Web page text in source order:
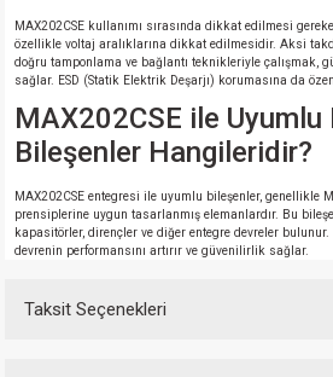
MAX202CSE kullanımı sırasında dikkat edilmesi
özellikle voltaj aralıklarına dikkat edilmesidir. Aksi
doğru tamponlama ve bağlantı teknikleriyle çalışmak,
sağlar. ESD (Statik Elektrik Deşarjı) korumasına da
MAX202CSE ile Uyumlu
Bileşenler Hangileridir?
MAX202CSE entegresi ile uyumlu bileşenler, genellikle
prensiplerine uygun tasarlanmış elemanlardır. Bu
kapasitörler, dirençler ve diğer entegre devreler
devrenin performansını artırır ve güvenilirlik sağlar.
Taksit Seçenekleri